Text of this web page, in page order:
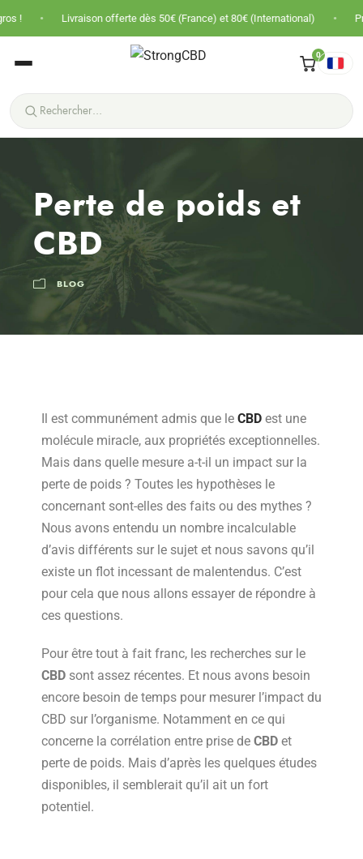
Livraison offerte dès 50€ (France) et 80€ (International) • Prix nets ·
0
Perte de poids et
CBD
BLOG
Il est communément admis que le CBD est une
molécule miracle, aux propriétés exceptionnelles.
Mais dans quelle mesure a-t-il un impact sur la
perte de poids ? Toutes les hypothèses le
concernant sont-elles des faits ou des mythes ?
Nous avons entendu un nombre incalculable
d’avis différents sur le sujet et nous savons qu’il
existe un flot incessant de malentendus. C’est
pour cela que nous allons essayer de répondre à
ces questions.
Pour être tout à fait franc, les recherches sur le
CBD sont assez récentes. Et nous avons besoin
encore besoin de temps pour mesurer l’impact du
CBD sur l’organisme. Notamment en ce qui
concerne la corrélation entre prise de CBD et
perte de poids. Mais d’après les quelques études
disponibles, il semblerait qu’il ait un fort
potentiel.